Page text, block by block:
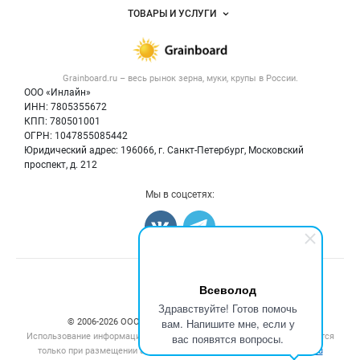
Всеволод
Здравствуйте! Готов помочь
вам. Напишите мне, если у
вас появятся вопросы.
Grainboard.ru – весь рынок зерна, муки, крупы в России.
ООО «Инлайн»
ИНН: 7805355672
КПП: 780501001
ОГРН: 1047855085442
Юридический адрес: 196066, г. Санкт-Петербург, Московский
проспект, д. 212
Размещение рекламы
Публичная оферта
Контактная информация
Политика обработки персональных данных
Объявления
Новости рынка
ТОВАРЫ И УСЛУГИ
Крупы
Мука
Мы в соцсетях:
Счетчики, авторское право, логотипы
© 2006‑2026 ООО “Инлайн”. 12+ Все права защищены.
Использование информации, размещенной на данном сайте, допускается
только при размещении активной гиперссылки на сайт
grainboard.ru